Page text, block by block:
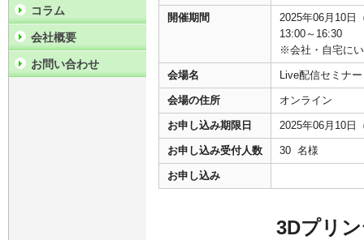
開催期間
2025年06月10日
13:00～16:30
※会社・自宅に
会場名 Live配信セミナ
会場の住所 オンライン
お申し込み期限日 2025年06月10日
お申し込み受付人数 30 名様
お申し込み
3Dプリ
コラム
会社概要
お問い合わせ